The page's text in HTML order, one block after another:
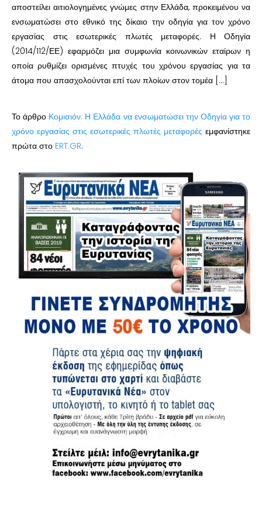
αποστείλει αιτιολογημένες γνώμες στην Ελλάδα, προκειμένου να
ενσωματώσει στο εθνικό της δίκαιο την οδηγία για τον χρόνο
εργασίας στις εσωτερικές πλωτές μεταφορές. Η Οδηγία
(2014/112/ΕΕ) εφαρμόζει μια συμφωνία κοινωνικών εταίρων η
οποία ρυθμίζει ορισμένες πτυχές του χρόνου εργασίας για τα
άτομα που απασχολούνται επί των πλοίων στον τομέα […]
Το άρθρο Κομισιόν: Η Ελλάδα να ενσωματώσει την Οδηγία για το
χρόνο εργασίας στις εσωτερικές πλωτές μεταφορές εμφανίστηκε
πρώτα στο ERT.GR.